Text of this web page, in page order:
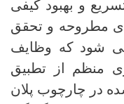
و بهبود کیفی
مطروحه و تحقق
شود که وظایف
منظم از تطبیق
در چارچوب پلان